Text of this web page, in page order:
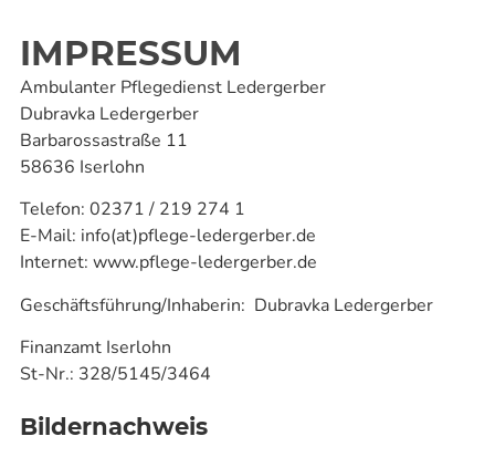
IMPRESSUM
Ambulanter Pflegedienst Ledergerber
Dubravka Ledergerber
Barbarossastraße 11
58636 Iserlohn
Telefon: 02371 / 219 274 1
E-Mail: info(at)pflege-ledergerber.de
Internet: www.pflege-ledergerber.de
Geschäftsführung/Inhaberin: Dubravka Ledergerber
Finanzamt Iserlohn
St-Nr.: 328/5145/3464
Bildernachweis